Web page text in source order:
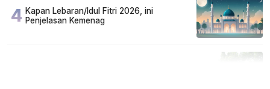
4 Kapan Lebaran/Idul Fitri 2026, ini
Penjelasan Kemenag